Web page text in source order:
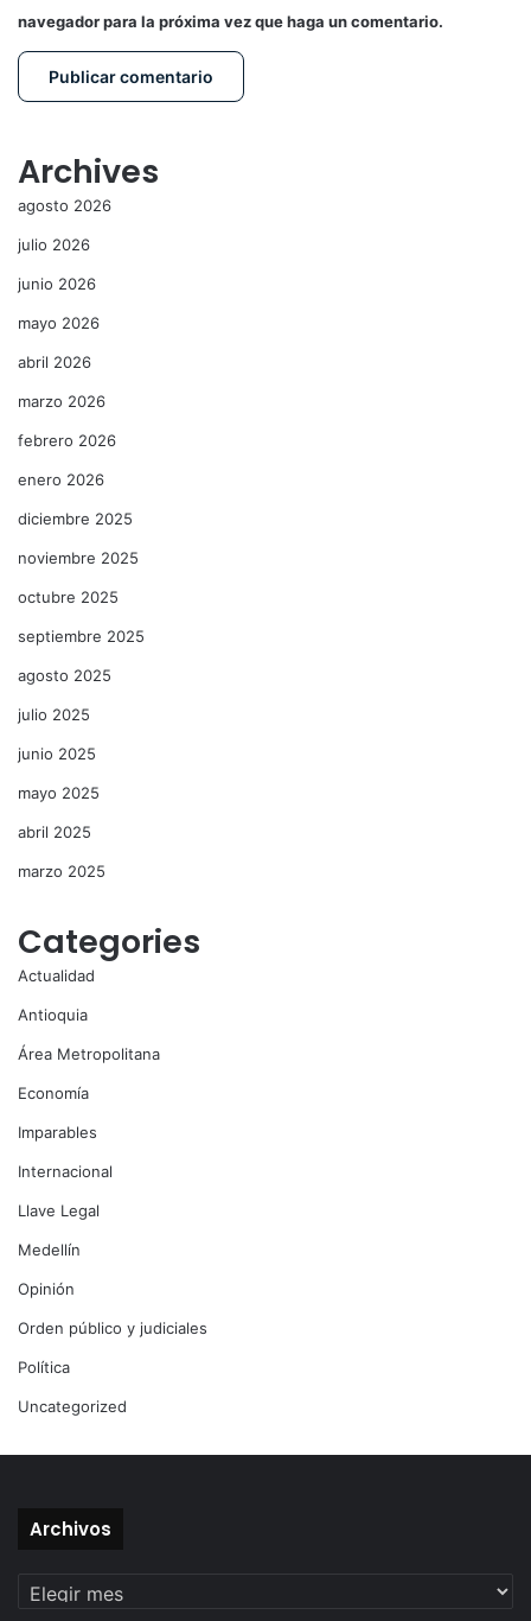
navegador para la próxima vez que haga un comentario.
Archives
agosto 2026
julio 2026
junio 2026
mayo 2026
abril 2026
marzo 2026
febrero 2026
enero 2026
diciembre 2025
noviembre 2025
octubre 2025
septiembre 2025
agosto 2025
julio 2025
junio 2025
mayo 2025
abril 2025
marzo 2025
Categories
Actualidad
Antioquia
Área Metropolitana
Economía
Imparables
Internacional
Llave Legal
Medellín
Opinión
Orden público y judiciales
Política
Uncategorized
Archivos